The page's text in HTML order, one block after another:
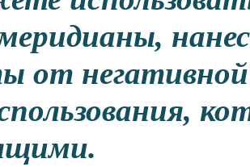
от негативной